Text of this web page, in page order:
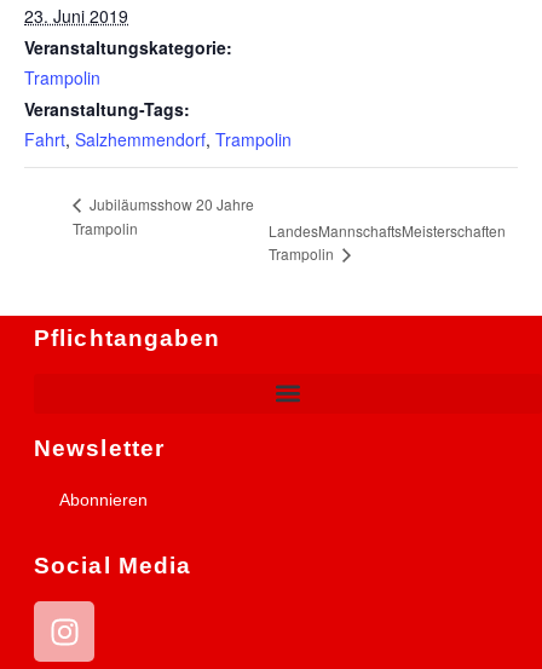
23. Juni 2019
Veranstaltungskategorie:
Trampolin
Veranstaltung-Tags:
Fahrt, Salzhemmendorf, Trampolin
Jubiläumsshow 20 Jahre
Trampolin
LandesMannschaftsMeisterschaften
Trampolin
Pflichtangaben
Newsletter
Abonnieren
Social Media